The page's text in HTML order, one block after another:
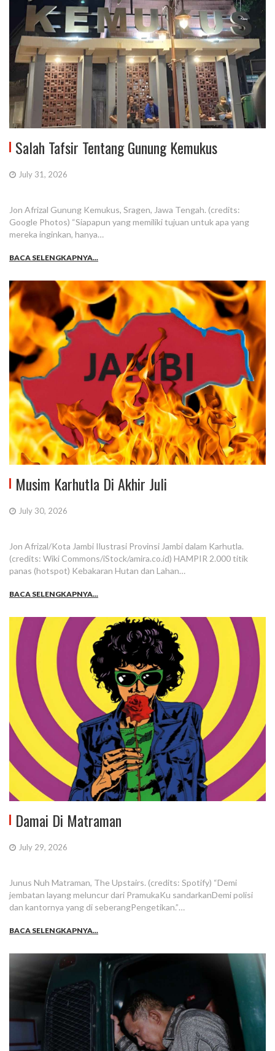
Salah Tafsir Tentang Gunung Kemukus
July 31, 2026
Jon Afrizal Gunung Kemukus, Sragen, Jawa Tengah. (credits:
Google Photos) “Siapapun yang memiliki tujuan untuk apa yang
mereka inginkan, hanya…
BACA SELENGKAPNYA...
Musim Karhutla Di Akhir Juli
July 30, 2026
Jon Afrizal/Kota Jambi Ilustrasi Provinsi Jambi dalam Karhutla.
(credits: Wiki Commons/iStock/amira.co.id) HAMPIR 2.000 titik
panas (hotspot) Kebakaran Hutan dan Lahan…
BACA SELENGKAPNYA...
Damai Di Matraman
July 29, 2026
Junus Nuh Matraman, The Upstairs. (credits: Spotify) “Demi
jembatan layang meluncur dari PramukaKu sandarkanDemi polisi
dan kantornya yang di seberangPengetikan.”…
BACA SELENGKAPNYA...